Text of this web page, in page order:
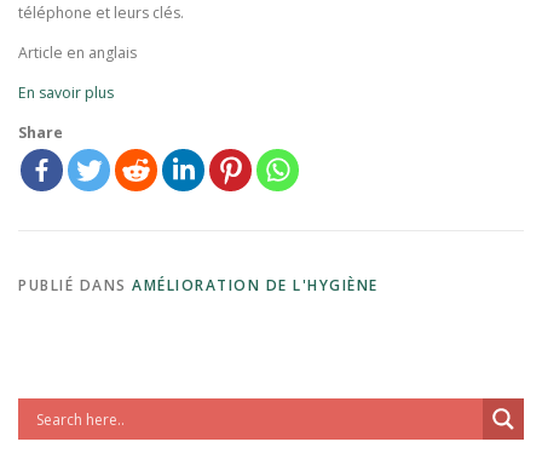
téléphone et leurs clés.
Article en anglais
En savoir plus
Share
PUBLIÉ DANS AMÉLIORATION DE L'HYGIÈNE